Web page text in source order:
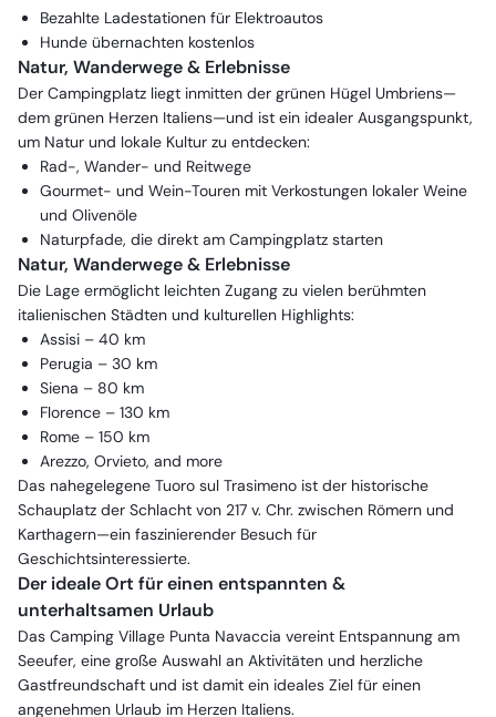
Bezahlte Ladestationen für Elektroautos
Hunde übernachten kostenlos
Natur, Wanderwege & Erlebnisse
Der Campingplatz liegt inmitten der grünen Hügel Umbriens—
dem grünen Herzen Italiens—und ist ein idealer Ausgangspunkt,
um Natur und lokale Kultur zu entdecken:
Rad-, Wander- und Reitwege
Gourmet- und Wein-Touren mit Verkostungen lokaler Weine
und Olivenöle
Naturpfade, die direkt am Campingplatz starten
Natur, Wanderwege & Erlebnisse
Die Lage ermöglicht leichten Zugang zu vielen berühmten
italienischen Städten und kulturellen Highlights:
Assisi – 40 km
Perugia – 30 km
Siena – 80 km
Florence – 130 km
Rome – 150 km
Arezzo, Orvieto, and more
Das nahegelegene Tuoro sul Trasimeno ist der historische
Schauplatz der Schlacht von 217 v. Chr. zwischen Römern und
Karthagern—ein faszinierender Besuch für
Geschichtsinteressierte.
Der ideale Ort für einen entspannten &
unterhaltsamen Urlaub
Das Camping Village Punta Navaccia vereint Entspannung am
Seeufer, eine große Auswahl an Aktivitäten und herzliche
Gastfreundschaft und ist damit ein ideales Ziel für einen
angenehmen Urlaub im Herzen Italiens.